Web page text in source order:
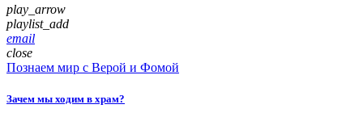
play_arrow
playlist_add
email
close
Познаем мир с Верой и Фомой
Зачем мы ходим в храм?